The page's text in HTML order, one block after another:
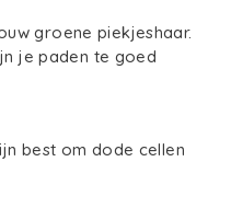
groene piekjeshaar.
je paden te goed
best om dode cellen